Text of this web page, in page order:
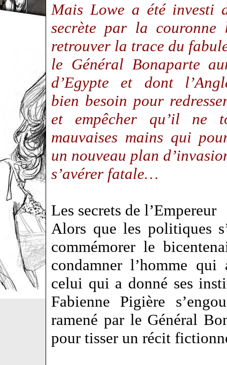
Mais Lowe a été investi
secrète par la couronne
retrouver la trace du
le Général Bonaparte
d’Egypte et dont
bien besoin pour
et empêcher qu’il ne
mauvaises mains qui
un nouveau plan
s’avérer fatale…
Les secrets de l’Empereur
Alors que les politiques
commémorer le
condamner l’homme
celui qui a donné ses
Fabienne Pigière
ramené par le Général
pour tisser un récit